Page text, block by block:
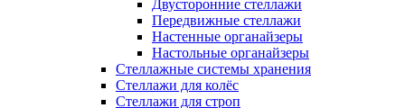
Двусторонние стеллажи
Передвижные стеллажи
Настенные органайзеры
Настольные органайзеры
Стеллажные системы хранения
Стеллажи для колёс
Стеллажи для строп